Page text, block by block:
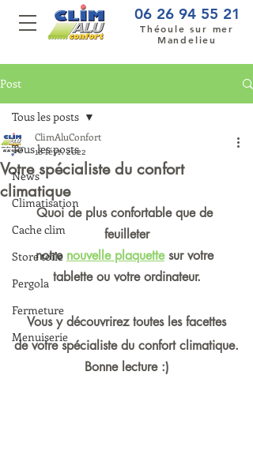
06 26 94 55 21
Théoule sur mer
Mandelieu
Post
Tous les posts
News
Climatisation
Cache clim
Store toile
Pergola
Fermeture
Menuiserie
Tous les posts
Votre spécialiste du confort
climatique
ClimAluConfort
18 févr. 2022
Quoi de plus confortable que de
feuilleter
notre nouvelle plaquette sur votre
tablette ou votre ordinateur.
Vous y découvrirez toutes les facettes
de votre spécialiste du confort climatique.
Bonne lecture :)